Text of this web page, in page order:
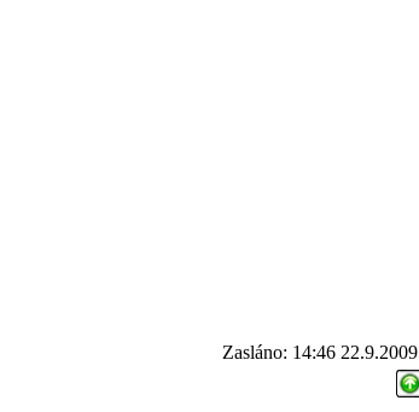
Zasláno: 14:46 22.9.2009